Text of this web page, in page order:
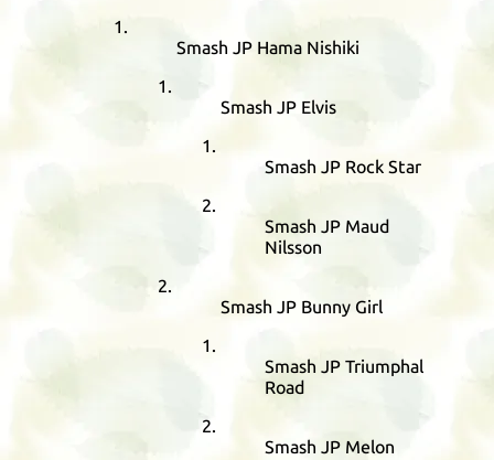
Smash JP Hama Nishiki
Smash JP Elvis
Smash JP Rock Star
Smash JP Maud
Nilsson
Smash JP Bunny Girl
Smash JP Triumphal
Road
Smash JP Melon